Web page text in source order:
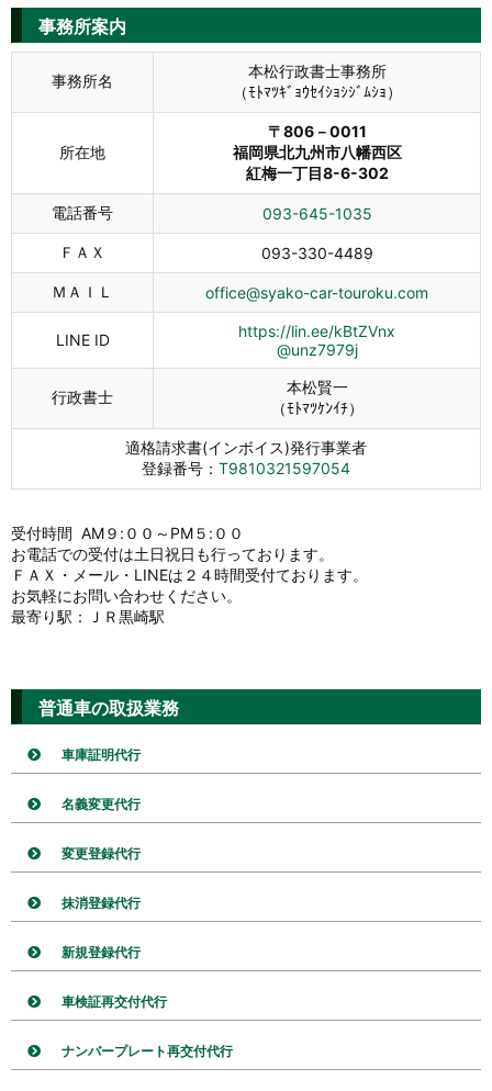
事務所案内
事務所名
本松行政書士事務所
（ﾓﾄﾏﾂｷﾞｮｳｾｲｼｮｼｼﾞﾑｼｮ）
所在地
〒806－0011
福岡県北九州市八幡西区
紅梅一丁目8-6-302
電話番号 093-645-1035
ＦＡＸ 093-330-4489
ＭＡＩＬ office@syako-car-touroku.com
LINE ID
https://lin.ee/kBtZVnx
@unz7979j
行政書士
本松賢一
（ﾓﾄﾏﾂｹﾝｲﾁ）
適格請求書(インボイス)発行事業者
登録番号： T9810321597054
受付時間 AM９:００～PM５:００
お電話での受付は土日祝日も行っております。
ＦＡＸ・メール・LINEは２４時間受付ております。
お気軽にお問い合わせください。
最寄り駅：ＪＲ黒崎駅
普通車の取扱業務
車庫証明代行
名義変更代行
変更登録代行
抹消登録代行
新規登録代行
車検証再交付代行
ナンバープレート再交付代行